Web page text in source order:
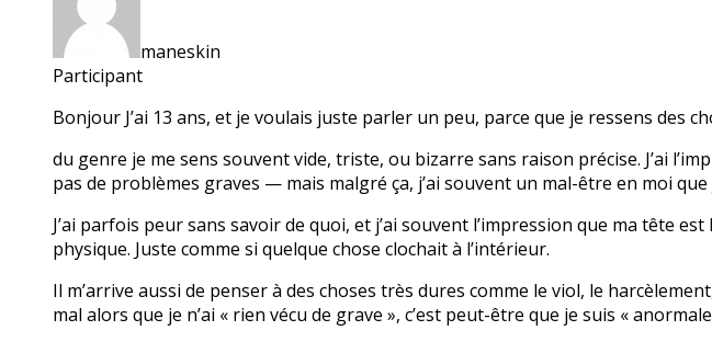
maneskin
Participant
Bonjour J’ai 13 ans, et je voulais juste parler un peu, parce que je ressens des
du genre je me sens souvent vide, triste, ou bizarre sans raison précise. J’ai
pas de problèmes graves — mais malgré ça, j’ai souvent un mal-être en moi que
J’ai parfois peur sans savoir de quoi, et j’ai souvent l’impression que ma tête
physique. Juste comme si quelque chose clochait à l’intérieur.
Il m’arrive aussi de penser à des choses très dures comme le viol, le
mal alors que je n’ai « rien vécu de grave », c’est peut-être que je suis « anormale